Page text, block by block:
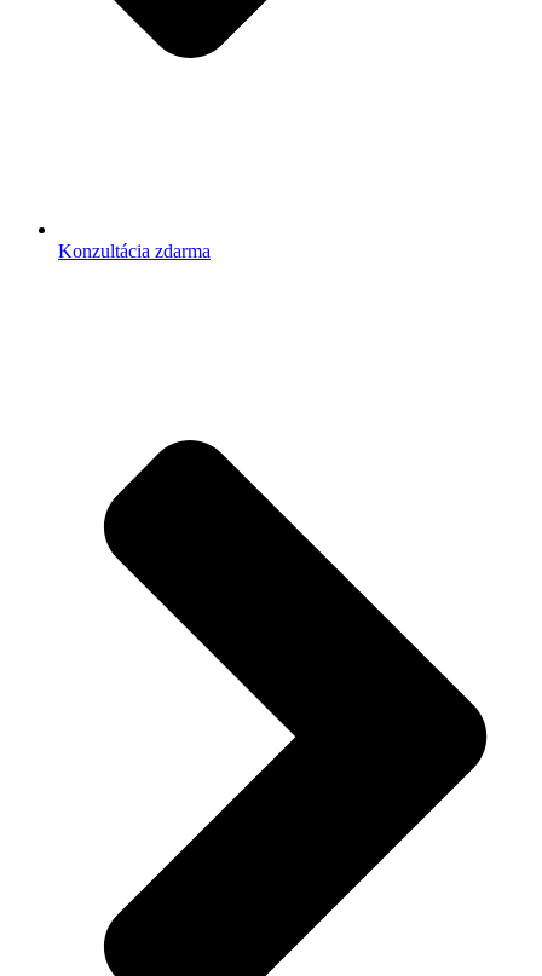
Konzultácia zdarma